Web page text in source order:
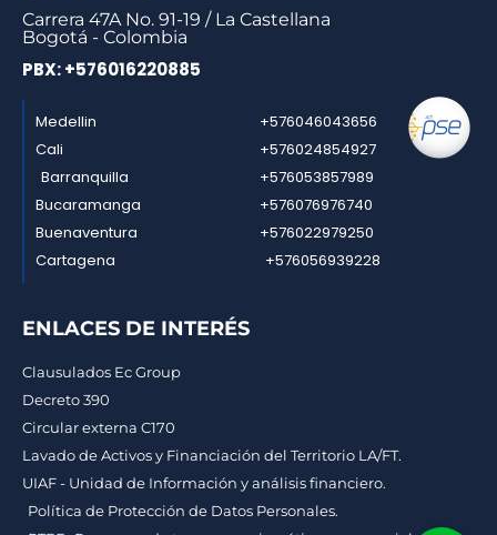
Carrera 47A No. 91-19 / La Castellana
Bogotá - Colombia
PBX: +576016220885
Medellin
Cali
Barranquilla
Bucaramanga
Buenaventura
Cartagena
+576046043656
+576024854927
+576053857989
+576076976740
+576022979250
+576056939228
ENLACES DE INTERÉS
Clausulados Ec Group
Decreto 390
Circular externa C170
Lavado de Activos y Financiación del Territorio LA/FT.
UIAF - Unidad de Información y análisis financiero.
Política de Protección de Datos Personales.